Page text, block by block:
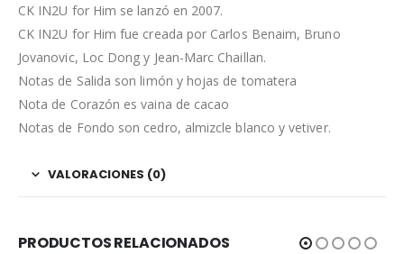
CK IN2U for Him se lanzó en 2007.
CK IN2U for Him fue creada por Carlos Benaim, Bruno
Jovanovic, Loc Dong y Jean-Marc Chaillan.
Notas de Salida son limón y hojas de tomatera
Nota de Corazón es vaina de cacao
Notas de Fondo son cedro, almizcle blanco y vetiver.
VALORACIONES (0)
PRODUCTOS RELACIONADOS